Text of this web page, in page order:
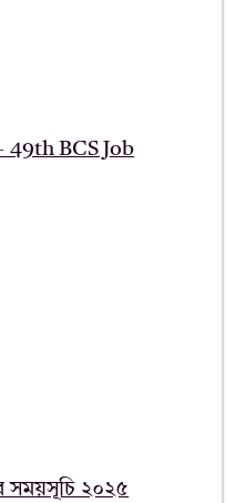
49th BCS Job
সময়সূচি ২০২৫